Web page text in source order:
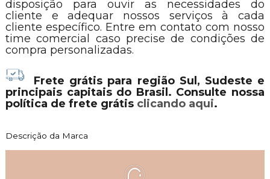
disposição para ouvir as necessidades do
cliente e adequar nossos serviços à cada
cliente específico. Entre em contato com nosso
time comercial caso precise de condições de
compra personalizadas.
Frete grátis para região Sul, Sudeste e
principais capitais do Brasil. Consulte nossa
política de frete grátis clicando aqui.
Descrição da Marca